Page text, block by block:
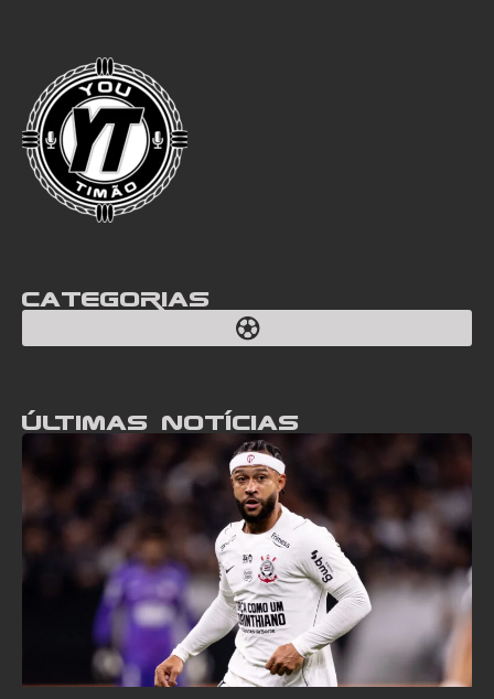
Categorias
Últimas notícias